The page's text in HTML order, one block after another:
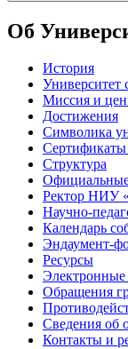
Об
История
Университет
Миссия и
Достижения
Символика
Структура
Ректор НИУ
Научно-
Календарь
Эндаумент-
Ресурсы
Электронные
Обращения
Сведения об
Контакты и